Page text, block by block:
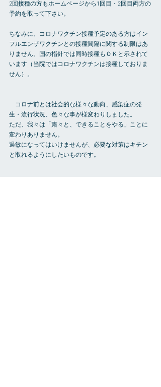
2回接種の方もホームページから1回目・2回目両方の
予約を取って下さい。
ちなみに、コロナワクチン接種予定のある方はイン
フルエンザワクチンとの接種間隔に関する制限はあ
りません。国の指針では同時接種もＯＫと示されて
います（当院ではコロナワクチンは接種しておりま
せん）。
コロナ前とは社会的な様々な動向、感染症の発
生・流行状況、色々な事が様変わりしました。
ただ、我々は「粛々と、できることをやる」ことに
変わりありません。
過敏になってはいけませんが、必要な対策はキチン
と取れるようにしたいものです。